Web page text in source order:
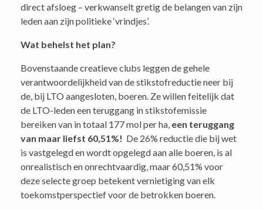
direct afsloeg – verkwanselt gretig de belangen van zijn
leden aan zijn politieke ‘vrindjes’.
Wat behelst het plan?
Bovenstaande creatieve clubs leggen de gehele
verantwoordelijkheid van de stikstofreductie neer bij
de, bij LTO aangesloten, boeren. Ze willen feitelijk dat
de LTO-leden een teruggang in stikstofemissie
bereiken van in totaal 177 mol per ha, een teruggang
van maar liefst 60,51%! De 26% reductie die bij wet
is vastgelegd en wordt opgelegd aan alle boeren, is al
onrealistisch en onrechtvaardig, maar 60,51% voor
deze selecte groep betekent vernietiging van elk
toekomstperspectief voor de betrokken boeren.